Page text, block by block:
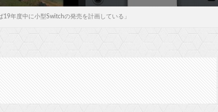
19年度中に小型Switchの発売を計画している」